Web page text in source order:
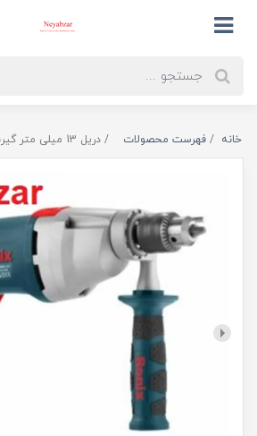
خانه فهرست محصولات دریل 13 میلی متر گیربکسی 2220 رونیکس